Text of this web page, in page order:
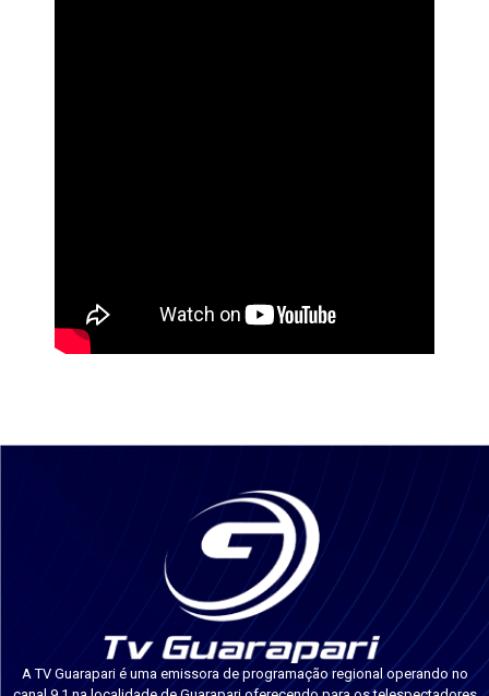
A TV Guarapari é uma emissora de programação regional operando no